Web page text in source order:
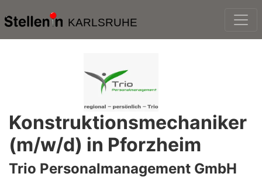
KARLSRUHE
Konstruktionsmechaniker
(m/w/d) in Pforzheim
Trio Personalmanagement GmbH